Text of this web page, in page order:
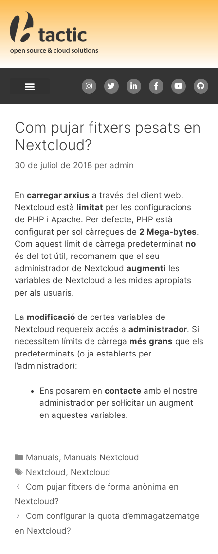
Com pujar fitxers pesats en
Nextcloud?
30 de juliol de 2018 per admin
En carregar arxius a través del client web,
Nextcloud està limitat per les configuracions
de PHP i Apache. Per defecte, PHP està
configurat per sol càrregues de 2 Mega-bytes.
Com aquest límit de càrrega predeterminat no
és del tot útil, recomanem que el seu
administrador de Nextcloud augmenti les
variables de Nextcloud a les mides apropiats
per als usuaris.
La modificació de certes variables de
Nextcloud requereix accés a administrador. Si
necessitem límits de càrrega més grans que els
predeterminats (o ja establerts per
l’administrador):
Ens posarem en contacte amb el nostre
administrador per sol·licitar un augment
en aquestes variables.
Manuals, Manuals Nextcloud
Nextcloud, Nextcloud
Com pujar fitxers de forma anònima en
Nextcloud?
Com configurar la quota d’emmagatzematge
en Nextcloud?